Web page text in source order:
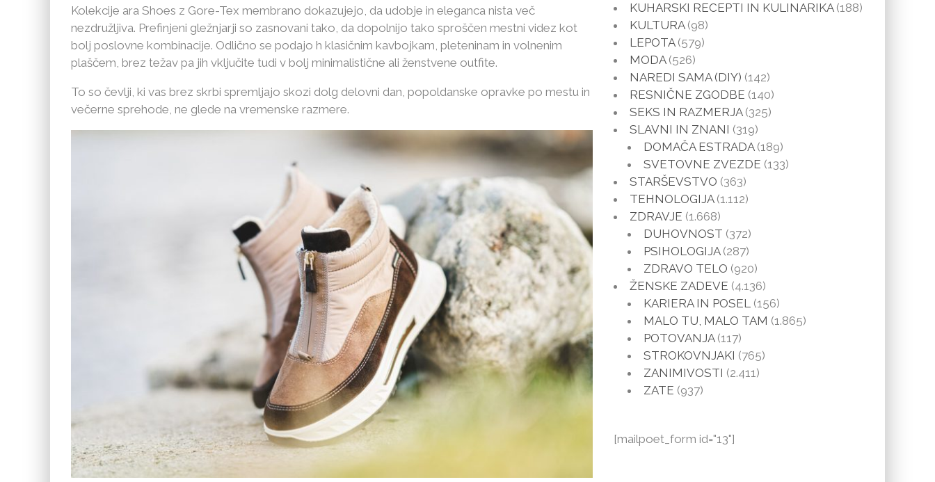
Kolekcije ara Shoes z Gore-Tex membrano dokazujejo, da udobje in eleganca nista več
nezdružljiva. Prefinjeni gležnjarji so zasnovani tako, da dopolnijo tako sproščen mestni videz kot
bolj poslovne kombinacije. Odlično se podajo h klasičnim kavbojkam, pleteninam in volnenim
plaščem, brez težav pa jih vključite tudi v bolj minimalistične ali ženstvene outfite.
To so čevlji, ki vas brez skrbi spremljajo skozi dolg delovni dan, popoldanske opravke po mestu in
večerne sprehode, ne glede na vremenske razmere.
KUHARSKI RECEPTI IN KULINARIKA(188)
KULTURA(98)
LEPOTA(579)
MODA(526)
NAREDI SAMA (DIY) (142)
RESNIČNE ZGODBE (140)
SEKS IN RAZMERJA(325)
SLAVNI IN ZNANI (319)
DOMAČA ESTRADA(189)
SVETOVNE ZVEZDE (133)
STARŠEVSTVO (363)
TEHNOLOGIJA(1.112)
ZDRAVJE (1.668)
DUHOVNOST (372)
PSIHOLOGIJA(287)
ZDRAVO TELO (920)
ŽENSKE ZADEVE (4.136)
KARIERA IN POSEL (156)
MALO TU, MALO TAM (1.865)
POTOVANJA(117)
STROKOVNJAKI (765)
ZANIMIVOSTI (2.411)
ZATE (937)
[mailpoet_form id="13"]